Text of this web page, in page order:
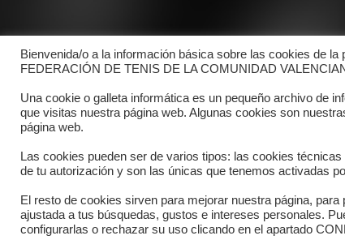
Copyright © 2025 FTCV
Bienvenida/o a la información básica sobre las cookies de la
FEDERACIÓN DE TENIS DE LA COMUNIDAD
Una cookie o galleta informática es un pequeño archivo de
que visitas nuestra página web. Algunas cookies son
página web.
Las cookies pueden ser de varios tipos: las cookies
de tu autorización y son las únicas que tenemos activadas
El resto de cookies sirven para mejorar nuestra página,
ajustada a tus búsquedas, gustos e intereses personales.
configurarlas o rechazar su uso clicando en el apartado